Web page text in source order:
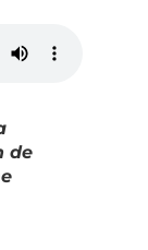
de